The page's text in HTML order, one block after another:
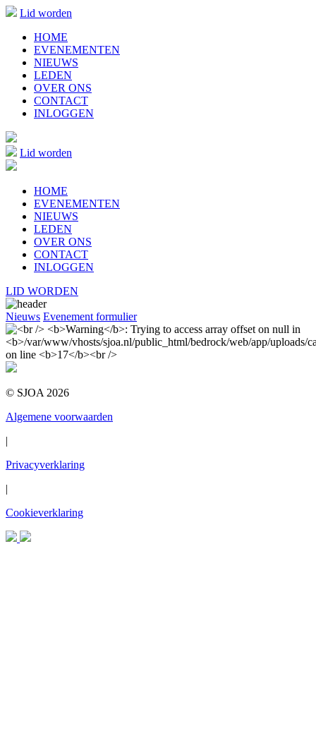
Lid worden
HOME
EVENEMENTEN
NIEUWS
LEDEN
OVER ONS
CONTACT
INLOGGEN
Lid worden
HOME
EVENEMENTEN
NIEUWS
LEDEN
OVER ONS
CONTACT
INLOGGEN
LID WORDEN
Nieuws Evenement formulier
© SJOA 2026
Algemene voorwaarden
|
Privacyverklaring
|
Cookieverklaring